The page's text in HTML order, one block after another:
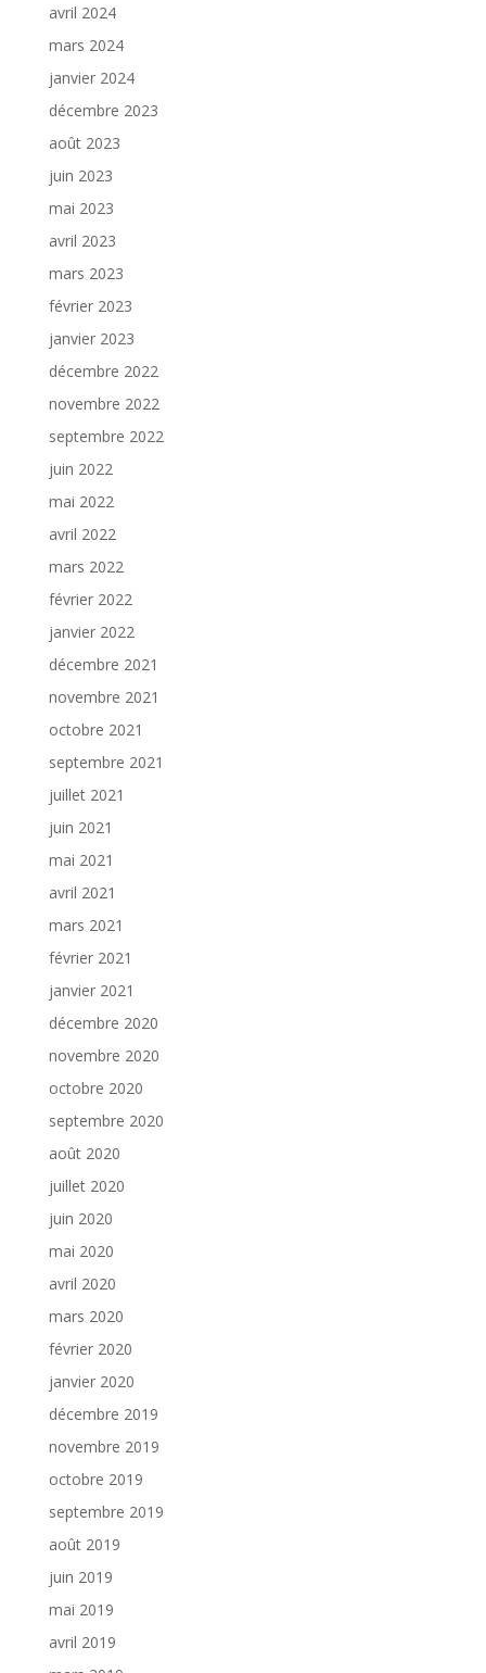
avril 2024
mars 2024
janvier 2024
décembre 2023
août 2023
juin 2023
mai 2023
avril 2023
mars 2023
février 2023
janvier 2023
décembre 2022
novembre 2022
septembre 2022
juin 2022
mai 2022
avril 2022
mars 2022
février 2022
janvier 2022
décembre 2021
novembre 2021
octobre 2021
septembre 2021
juillet 2021
juin 2021
mai 2021
avril 2021
mars 2021
février 2021
janvier 2021
décembre 2020
novembre 2020
octobre 2020
septembre 2020
août 2020
juillet 2020
juin 2020
mai 2020
avril 2020
mars 2020
février 2020
janvier 2020
décembre 2019
novembre 2019
octobre 2019
septembre 2019
août 2019
juin 2019
mai 2019
avril 2019